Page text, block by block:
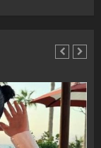
më